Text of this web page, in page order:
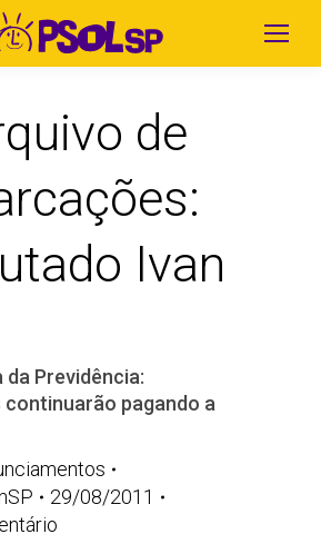
de
Ivan
da Previdência:
pagando a
29/08/2011